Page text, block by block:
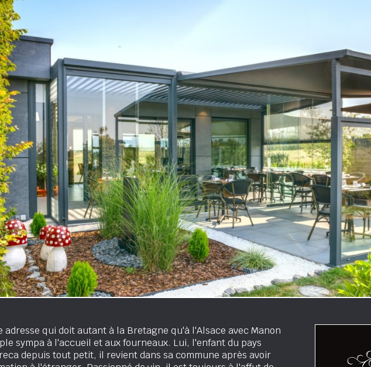
adresse qui doit autant à la Bretagne qu'à l'Alsace avec Manon
sympa à l'accueil et aux fourneaux. Lui, l'enfant du pays
depuis tout petit, il revient dans sa commune après avoir